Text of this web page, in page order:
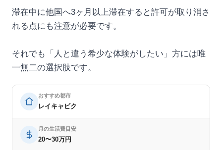
滞在中に他国へ3ヶ月以上滞在すると許可が取り消さ
れる点にも注意が必要です。
それでも「人と違う希少な体験がしたい」方には唯
一無二の選択肢です。
おすすめ都市
レイキャビク
月の生活費目安
20〜30万円